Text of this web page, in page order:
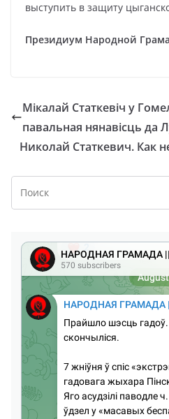
выступить в защиту
Президиум Народной
Мікалай Статкевіч у
павальная нянавісць да
Николай Статкевич. Как